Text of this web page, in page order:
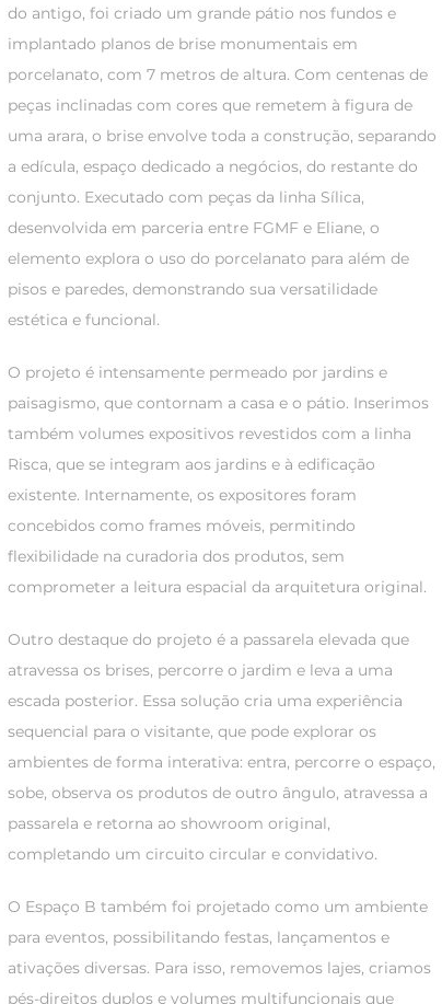
do antigo, foi criado um grande pátio nos fundos e
implantado planos de brise monumentais em
porcelanato, com 7 metros de altura. Com centenas de
peças inclinadas com cores que remetem à figura de
uma arara, o brise envolve toda a construção, separando
a edícula, espaço dedicado a negócios, do restante do
conjunto. Executado com peças da linha Sílica,
desenvolvida em parceria entre FGMF e Eliane, o
elemento explora o uso do porcelanato para além de
pisos e paredes, demonstrando sua versatilidade
estética e funcional.
O projeto é intensamente permeado por jardins e
paisagismo, que contornam a casa e o pátio. Inserimos
também volumes expositivos revestidos com a linha
Risca, que se integram aos jardins e à edificação
existente. Internamente, os expositores foram
concebidos como frames móveis, permitindo
flexibilidade na curadoria dos produtos, sem
comprometer a leitura espacial da arquitetura original.
Outro destaque do projeto é a passarela elevada que
atravessa os brises, percorre o jardim e leva a uma
escada posterior. Essa solução cria uma experiência
sequencial para o visitante, que pode explorar os
ambientes de forma interativa: entra, percorre o espaço,
sobe, observa os produtos de outro ângulo, atravessa a
passarela e retorna ao showroom original,
completando um circuito circular e convidativo.
O Espaço B também foi projetado como um ambiente
para eventos, possibilitando festas, lançamentos e
ativações diversas. Para isso, removemos lajes, criamos